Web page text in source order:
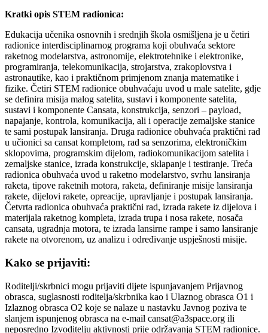
Kratki opis STEM radionica:
Edukacija učenika osnovnih i srednjih škola osmišljena je u četiri
radionice interdisciplinarnog programa koji obuhvaća sektore
raketnog modelarstva, astronomije, elektrotehnike i elektronike,
programiranja, telekomunikacija, strojarstva, zrakoplovstva i
astronautike, kao i praktičnom primjenom znanja matematike i
fizike. Četiri STEM radionice obuhvaćaju uvod u male satelite, gdje
se definira misija malog satelita, sustavi i komponente satelita,
sustavi i komponente Cansata, konstrukcija, senzori – payload,
napajanje, kontrola, komunikacija, ali i operacije zemaljske stanice
te sami postupak lansiranja. Druga radionice obuhvaća praktični rad
u učionici sa cansat kompletom, rad sa senzorima, elektroničkim
sklopovima, programskim dijelom, radiokomunikacijom satelita i
zemaljske stanice, izrada konstrukcije, sklapanje i testiranje. Treća
radionica obuhvaća uvod u raketno modelarstvo, svrhu lansiranja
raketa, tipove raketnih motora, raketa, definiranje misije lansiranja
rakete, dijelovi rakete, opreacije, upravljanje i postupak lansiranja.
Četvrta radionica obuhvaća praktični rad, izrada rakete iz dijelova i
materijala raketnog kompleta, izrada trupa i nosa rakete, nosača
cansata, ugradnja motora, te izrada lansirne rampe i samo lansiranje
rakete na otvorenom, uz analizu i određivanje uspješnosti misije.
Kako se prijaviti:
Roditelji/skrbnici mogu prijaviti dijete ispunjavanjem Prijavnog
obrasca, suglasnosti roditelja/skrbnika kao i Ulaznog obrasca O1 i
Izlaznog obrasca O2 koje se nalaze u nastavku Javnog poziva te
slanjem ispunjenog obrasca na e-mail cansat@a3space.org ili
neposredno Izvoditelju aktivnosti prije održavanja STEM radionice.